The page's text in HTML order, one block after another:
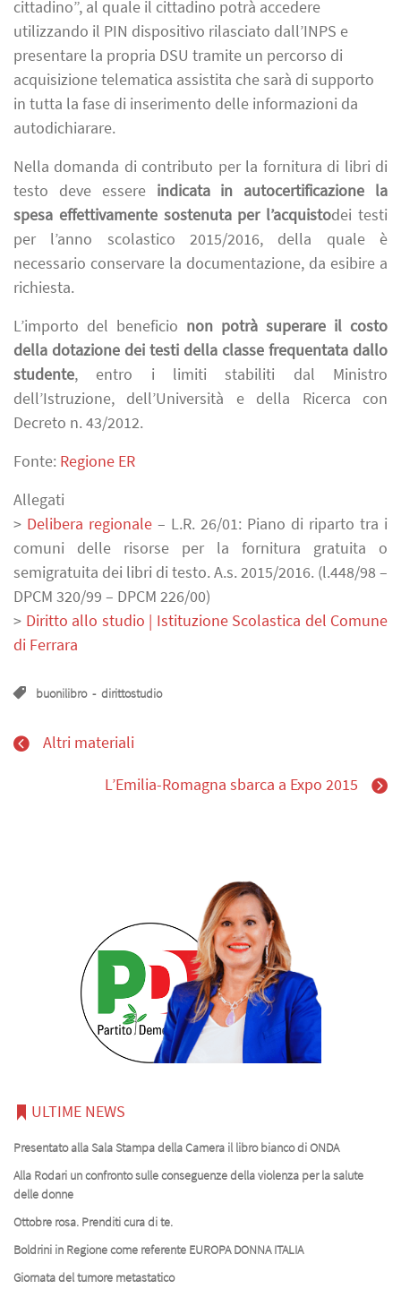
cittadino”, al quale il cittadino potrà accedere
utilizzando il PIN dispositivo rilasciato dall’INPS e
presentare la propria DSU tramite un percorso di
acquisizione telematica assistita che sarà di supporto
in tutta la fase di inserimento delle informazioni da
autodichiarare.
Nella domanda di contributo per la fornitura di libri di
testo deve essere indicata in autocertificazione la
spesa effettivamente sostenuta per l’acquistodei testi
per l’anno scolastico 2015/2016, della quale è
necessario conservare la documentazione, da esibire a
richiesta.
L’importo del beneficio non potrà superare il costo
della dotazione dei testi della classe frequentata dallo
studente, entro i limiti stabiliti dal Ministro
dell’Istruzione, dell’Università e della Ricerca con
Decreto n. 43/2012.
Fonte: Regione ER
Allegati
> Delibera regionale – L.R. 26/01: Piano di riparto tra i
comuni delle risorse per la fornitura gratuita o
semigratuita dei libri di testo. A.s. 2015/2016. (l.448/98 –
DPCM 320/99 – DPCM 226/00)
> Diritto allo studio | Istituzione Scolastica del Comune
di Ferrara
buonilibro - dirittostudio
Altri materiali
L’Emilia-Romagna sbarca a Expo 2015
ULTIME NEWS
Presentato alla Sala Stampa della Camera il libro bianco di ONDA
Alla Rodari un confronto sulle conseguenze della violenza per la salute
delle donne
Ottobre rosa. Prenditi cura di te.
Boldrini in Regione come referente EUROPA DONNA ITALIA
Giornata del tumore metastatico